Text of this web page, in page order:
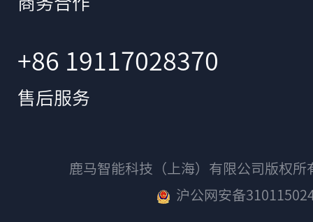
+86 19117028370
售后服务
鹿马智能科技（上海）有限公司版权
沪公网安备